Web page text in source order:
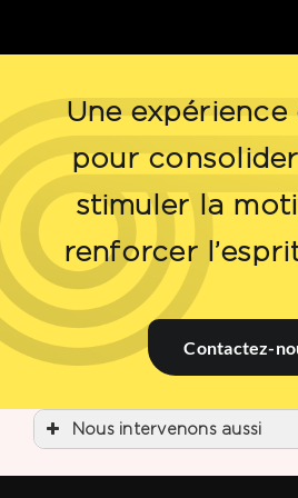
Une
pour
stimuler la
renforcer
Contactez-
Nous intervenons aussi
Événement entreprise Bordeaux